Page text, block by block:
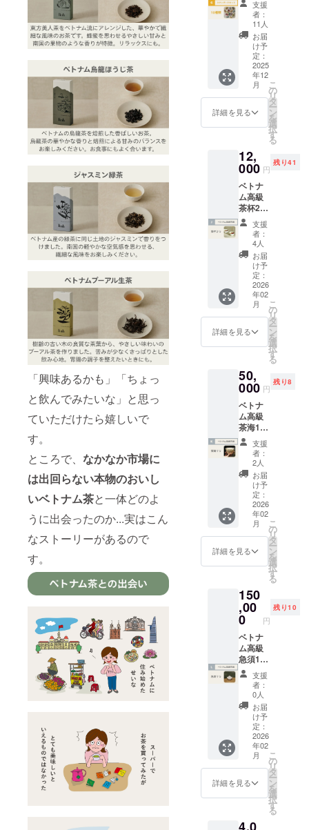
「興味あるかも」「ちょっ
と飲んでみたいな」と思っ
ていただけたら嬉しいで
す。
ところで、 なかなか市場に
は出回らない本物のおいし
いベトナム茶と一体どのよ
うに出会ったのか...実はこん
なストーリーがあるので
す。
ポン
コード
ととも
に予約
内容を
メール
送信。
クーポ
ンコー
ドはリ
ターン
購入後
以内に
メール
送付し
ます。
・日本
からベ
トナム
への往
復はお
客様自
身でご
手配く
ださ
い。 ・
ハノイ
などか
らホテ
ルへの
往復は
の交通
手配
サービ
スを使
用可能
(片道1
万円程
度)。リ
ターン
ご購入
後24時
間以内
に詳細
を送付
予定で
す。 ・
お子様
人と同
じで
す。参
加者で
はなく
付き添
いでお
連れの
場合は
お子様
分のチ
ケット
は不要)
●ホテル
で使え
るクー
ポン 宿
泊15%
ラン
Tinhよ
り感謝
の気持
ちを込
めた
メール
をお送
りしま
す。 ☆
リター
ンは複
数選択
す！ぜ
ひ他の
リター
ンも合
わせて
ご検討
くださ
い！
ムや移
動時間
のお供
に。 収
録時
間：約
40秒 提
供方
記載し
たメー
送りし
ます。
●お礼の
メール
Tinhよ
り感謝
の気持
ちを込
めた
メール
をお送
りしま
す。 ☆
リター
ンは複
数選択
可能で
す！ぜ
ひ他の
ンも合
わせて
ご検討
くださ
い！
い。 ●
ベトナ
ム・ハ
ザンの
自然の
音源 お
茶の産
地で収
録した
のまま
の音源
ヨガ、
読書を
はじ
め、リ
ラック
スタイ
ムや移
動時間
のお供
に。 収
録時
間：約
40秒 提
供方
記載し
たメー
送りし
ます。
●お礼の
メール
Tinhよ
り感謝
の気持
ちを込
めた
メール
をお送
りしま
す。 ☆
リター
ンは複
数選択
可能で
す！ぜ
ひ他の
ンも合
わせて
ご検討
くださ
い！
ます。
保存方
法：高
温多湿
を避け
て、冷
暗所で
保存し
てくだ
飲み
方：
をご覧
くださ
ベトナ
ム・ハ
ザンの
自然の
音源 お
茶の産
地で収
録した
自然そ
のまま
の音源
です。
ヨガ、
読書を
ラック
スタイ
ムや移
動時間
のお供
に。 収
録時
間：約
40秒 提
供方
法：
URLを
記載し
たメー
ます。
●お礼の
Tinhよ
り感謝
の気持
ちを込
めた
メール
をお送
りしま
す。 ☆
リター
ンは複
数選択
可能で
す！ぜ
ひ他の
リター
ご検討
くださ
ナム)
【チャ
ンパカ
緑茶】
内容
量：1箱
(15g) 原
材料：
緑茶 (ベ
トナ
(ベトナ
ム) ・全
通 パッ
ケージ
サイ
ズ：各
15x6x3
cm 添加
物：無
し アレ
ルギー
対象品
の含
有：無
期限：
半年以
届けし
ます。
保存方
法：高
温多湿
を避け
て、冷
暗所で
保存し
てくだ
さい。
飲み
方：各
パッ
ケージ
くださ
い。 ●
ザンの
自然の
音源 お
茶の産
地で収
録した
自然そ
のまま
の音源
です。
瞑想や
ヨガ、
読書を
はじ
め、リ
ラック
ムや移
動時間
【龍爪
／ドラ
ゴンク
ロー】
内容
量：1箱
(15g) 原
材料：
茶(ベト
ナム)
容量：1
箱(15g)
原材
料：緑
茶 (ベト
ナム)、
ポメロ
花 (ベト
ナム)
【チャ
ンパカ
緑茶】
内容
量：1箱
(15g) 原
材料：
緑茶 (ベ
パカ花
(ベトナ
ス紅
茶】 内
容量：1
箱(15g)
原材
料：紅
茶 (ベト
ナム)、
ハス花
(ベトナ
ザン白
容量：1
箱(10g)
(ベトナ
ム) ・全
種類共
ケージ
サイ
ズ：各
15x6x3
cm 添加
物：無
し アレ
ルギー
対象品
の含
有：無
し 賞味
半年以
上のも
ことん
味わえ
る！
Tinhの
ベトナ
ム茶×10
種類、
ベトナ
ム・ハ
ザンの
自然の
音源、
メール
をお送
りしま
す。
●Tinhの
ベトナ
ム茶×10
種類(通
常商品
全種類)
【龍爪
／ドラ
ゴンク
ロー】
内容
量：1箱
(15g) 原
【チャ
ンパカ
緑茶】
内容
量：1箱
(15g) 原
材料：
緑茶 (ベ
トナ
ム)、
チャン
パカ花
(ベトナ
メロ緑
茶】 内
容量：1
茶 (ベト
ナム)、
ポメロ
花 (ベト
ナム)
【ハス
紅茶】
内容
量：1箱
(15g) 原
材料：
紅茶 (ベ
トナ
ム)、ハ
ス花 (ベ
トナム)
【ハザ
ン白
容量：1
原材
支援
者：
11人
お届
け予
定：
2025
年12
月
詳細を見る
こ
の
リ
タ
ー
ン
を
選
択
す
る
12,
000 円
残り41
ベトナ
ム高級
茶杯2
つ、ベ
トナ
ム・ハ
ザンの
自然の
音源、
お礼の
メール
をお送
りしま
す。 ●
ベトナ
ム高級
※茶杯は
2つとも
同じデ
ザイン
のもの
をお送
りしま
すが、
デザイ
ンは選
べませ
ん。写
真と同
一のデ
ザイ
ン、ま
たはそ
りしま
す。 ベ
トナム
人うつ
わ作家
による1
点もの
の高級
茶杯(磁
器)で
す。 サ
イズ：
高さ約
6cm x
直径約
5cm(種
類に
よって
ます) 実
約
支援
者：
4人
お届
け予
定：
2026
年02
月
詳細を見る
こ
の
リ
タ
ー
ン
を
選
択
す
る
50,
000 円
残り8
ベトナ
ム高級
茶海1
つ、ベ
トナ
ム・ハ
ザンの
自然の
音源、
お礼の
メール
をお送
りしま
す。 ●
ベトナ
ム高級
※写真と
同一の
デザイ
ン、ま
たはそ
れに近
いもの
をお送
りしま
す(選べ
ません)
ベトナ
ム人う
つわ作
家によ
る1点も
のの高
級茶海
(磁器)で
す。 サ
高さ約
支援
者：
2人
お届
け予
定：
2026
年02
月
詳細を見る
こ
の
リ
タ
ー
ン
を
選
択
す
る
150
,00
0 円
残り10
ベトナ
ム高級
急須1
つ、ベ
トナ
ム・ハ
ザンの
自然の
音源、
お礼の
メール
をお送
りしま
す。 ●
ベトナ
ム高級
※写真と
支援
者：
0人
お届
け予
定：
2026
年02
月
詳細を見る
こ
の
リ
タ
ー
ン
を
選
択
す
る
4,0